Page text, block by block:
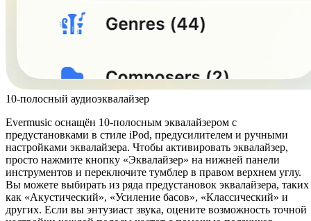
10-полосный аудиоэквалайзер
Evermusic оснащён 10-полосным эквалайзером с
предустановками в стиле iPod, предусилителем и ручными
настройками эквалайзера. Чтобы активировать эквалайзер,
просто нажмите кнопку «Эквалайзер» на нижней панели
инструментов и переключите тумблер в правом верхнем углу.
Вы можете выбирать из ряда предустановок эквалайзера, таких
как «Акустический», «Усиление басов», «Классический» и
других. Если вы энтузиаст звука, оцените возможность точной